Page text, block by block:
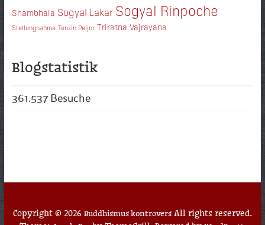
Shambhala Sogyal Lakar Sogyal Rinpoche
Stellungnahme Tenzin Peljor Triratna Vajrayana
Blogstatistik
361.537 Besuche
Copyright © 2026 Buddhismus kontroversAll rights reserved.